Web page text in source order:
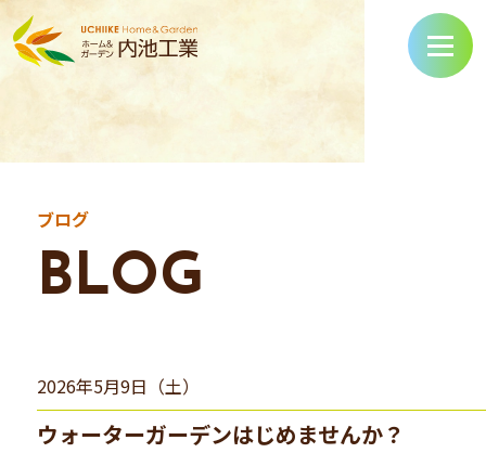
ブログ
BLOG
2026年5月9日（土）
ウォーターガーデンはじめませんか？